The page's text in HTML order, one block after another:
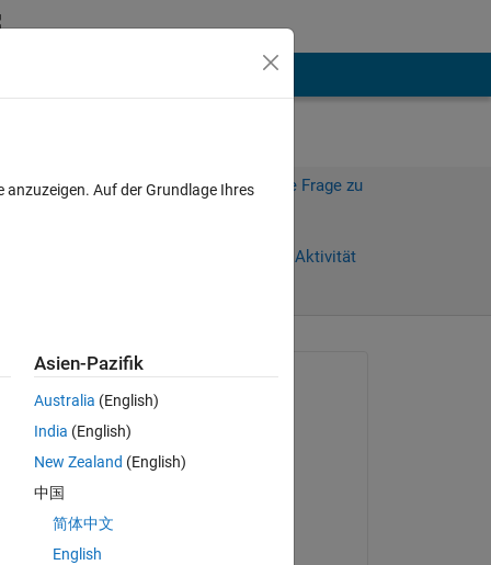
Melden Sie sich an, um diese Frage zu
Anmelden, um Aktivität
Andrew Heitman
am 3 Okt. 2019
am 4 Okt. 2019
Auf der Grundlage Ihres
Asien-Pazifik
Australia (English)
India (English)
New Zealand (English)
中国
简体中文
English